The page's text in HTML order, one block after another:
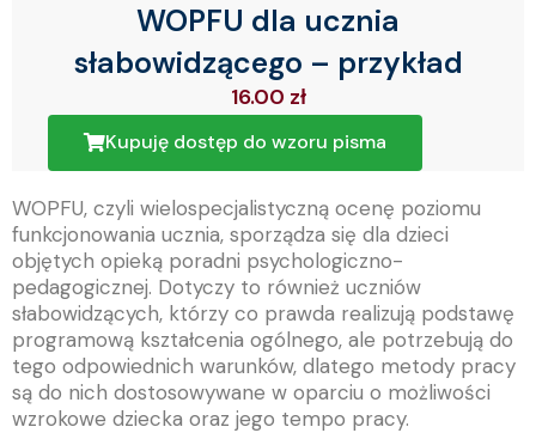
WOPFU dla ucznia
słabowidzącego – przykład
16.00 zł
Kupuję dostęp do wzoru pisma
WOPFU, czyli wielospecjalistyczną ocenę poziomu
funkcjonowania ucznia, sporządza się dla dzieci
objętych opieką poradni psychologiczno-
pedagogicznej. Dotyczy to również uczniów
słabowidzących, którzy co prawda realizują podstawę
programową kształcenia ogólnego, ale potrzebują do
tego odpowiednich warunków, dlatego metody pracy
są do nich dostosowywane w oparciu o możliwości
wzrokowe dziecka oraz jego tempo pracy.